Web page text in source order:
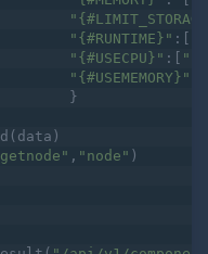
"{#CPU}" : [
"cpu"
"{#MEMORY}" : [
"{#RUNTIME}" :[
"{#USECPU}" :[
"{#USEMEMORY}"
}